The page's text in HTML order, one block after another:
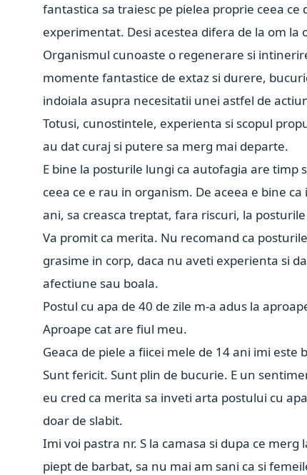
fantastica sa traiesc pe pielea proprie ceea
experimentat. Desi acestea difera de la om la
Organismul cunoaste o regenerare si
momente fantastice de extaz si durere,
indoiala asupra necesitatii unei astfel de
Totusi, cunostintele, experienta si scopul
au dat curaj si putere sa merg mai departe.
E bine la posturile lungi ca autofagia are
ceea ce e rau in organism. De aceea e bine
ani, sa creasca treptat, fara riscuri, la
Va promit ca merita. Nu recomand ca
grasime in corp, daca nu aveti experienta si
afectiune sau boala.
Postul cu apa de 40 de zile m-a adus la
Aproape cat are fiul meu.
Geaca de piele a fiicei mele de 14 ani imi
Sunt fericit. Sunt plin de bucurie. E un
eu cred ca merita sa inveti arta postului cu
doar de slabit.
Imi voi pastra nr. S la camasa si dupa ce
piept de barbat, sa nu mai am sani ca si